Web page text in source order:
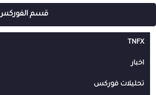
قسم
TNFX
اخبار
تحليلات فوركس